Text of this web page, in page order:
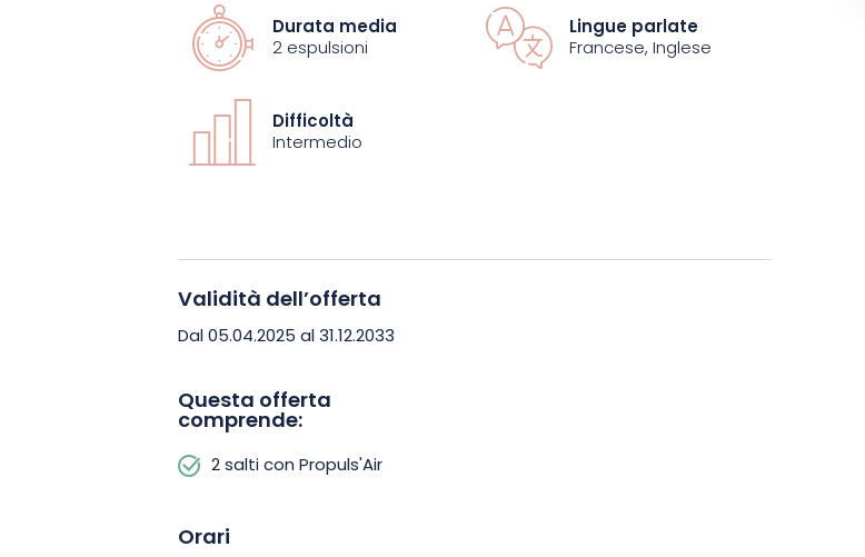
passerà molto tempo prima di tornare a terra. Ritornerete quindi
dolcemente sulla piattaforma, prima di essere espulsi nuovamente in
aria. Siete liberi di provare le capriole per provare ancora più emozioni.
L’attrezzatura del Bol d’Air è conforme alle norme vigenti per garantire
la vostra sicurezza.
Durata media
2 espulsioni
Lingue parlate
Francese, Inglese
Difficoltà
Intermedio
Validità dell’offerta
Dal 05.04.2025 al 31.12.2033
Questa offerta
comprende:
2 salti con Propuls'Air
Orari